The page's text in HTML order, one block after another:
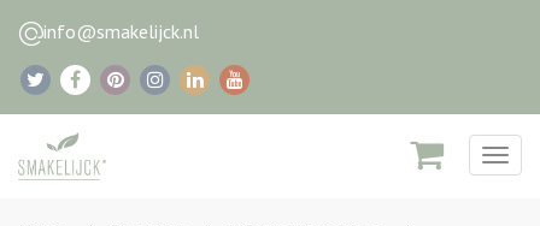
info@smakelijck.nl